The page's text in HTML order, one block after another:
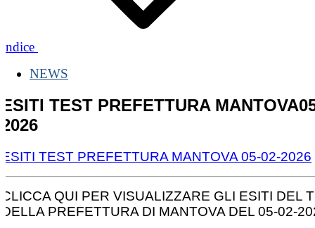
Indice
NEWS
ESITI TEST PREFETTURA
2026
ESITI TEST PREFETTURA MANTOVA 05-02-2026
CLICCA QUI PER VISUALIZZARE GLI ESITI DEL
DELLA PREFETTURA DI MANTOVA DEL 05-02-